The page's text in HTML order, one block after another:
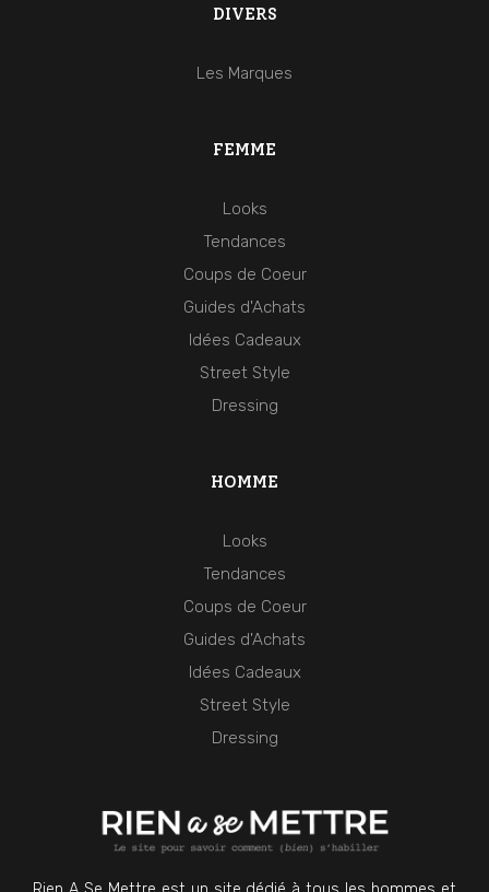
HOMME
Looks
Tendances
Coups de Coeur
Guides d'Achats
Idées Cadeaux
Street Style
Dressing
FEMME
Looks
Tendances
Coups de Coeur
Guides d'Achats
Idées Cadeaux
Street Style
Dressing
DIVERS
Les Marques